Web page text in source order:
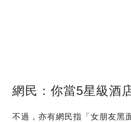
網民：你當5星級酒
不過，亦有網民指「女朋友黑